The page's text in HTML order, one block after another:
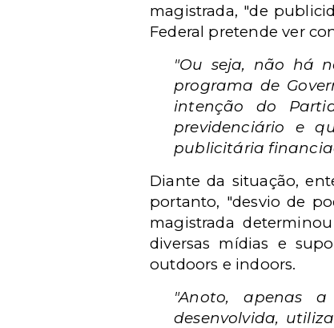
magistrada, "de
Federal pretende ver
"Ou seja, não há
programa de
intenção do
previdenciário e
publicitária
Diante da situação,
portanto, "desvio de
magistrada
diversas mídias e
outdoors e indoors.
"Anoto, apenas
desenvolvida,